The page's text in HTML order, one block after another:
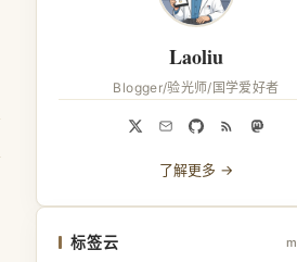
Laoliu
Blogger/验光师/国学爱好者
了解更多 →
标签云